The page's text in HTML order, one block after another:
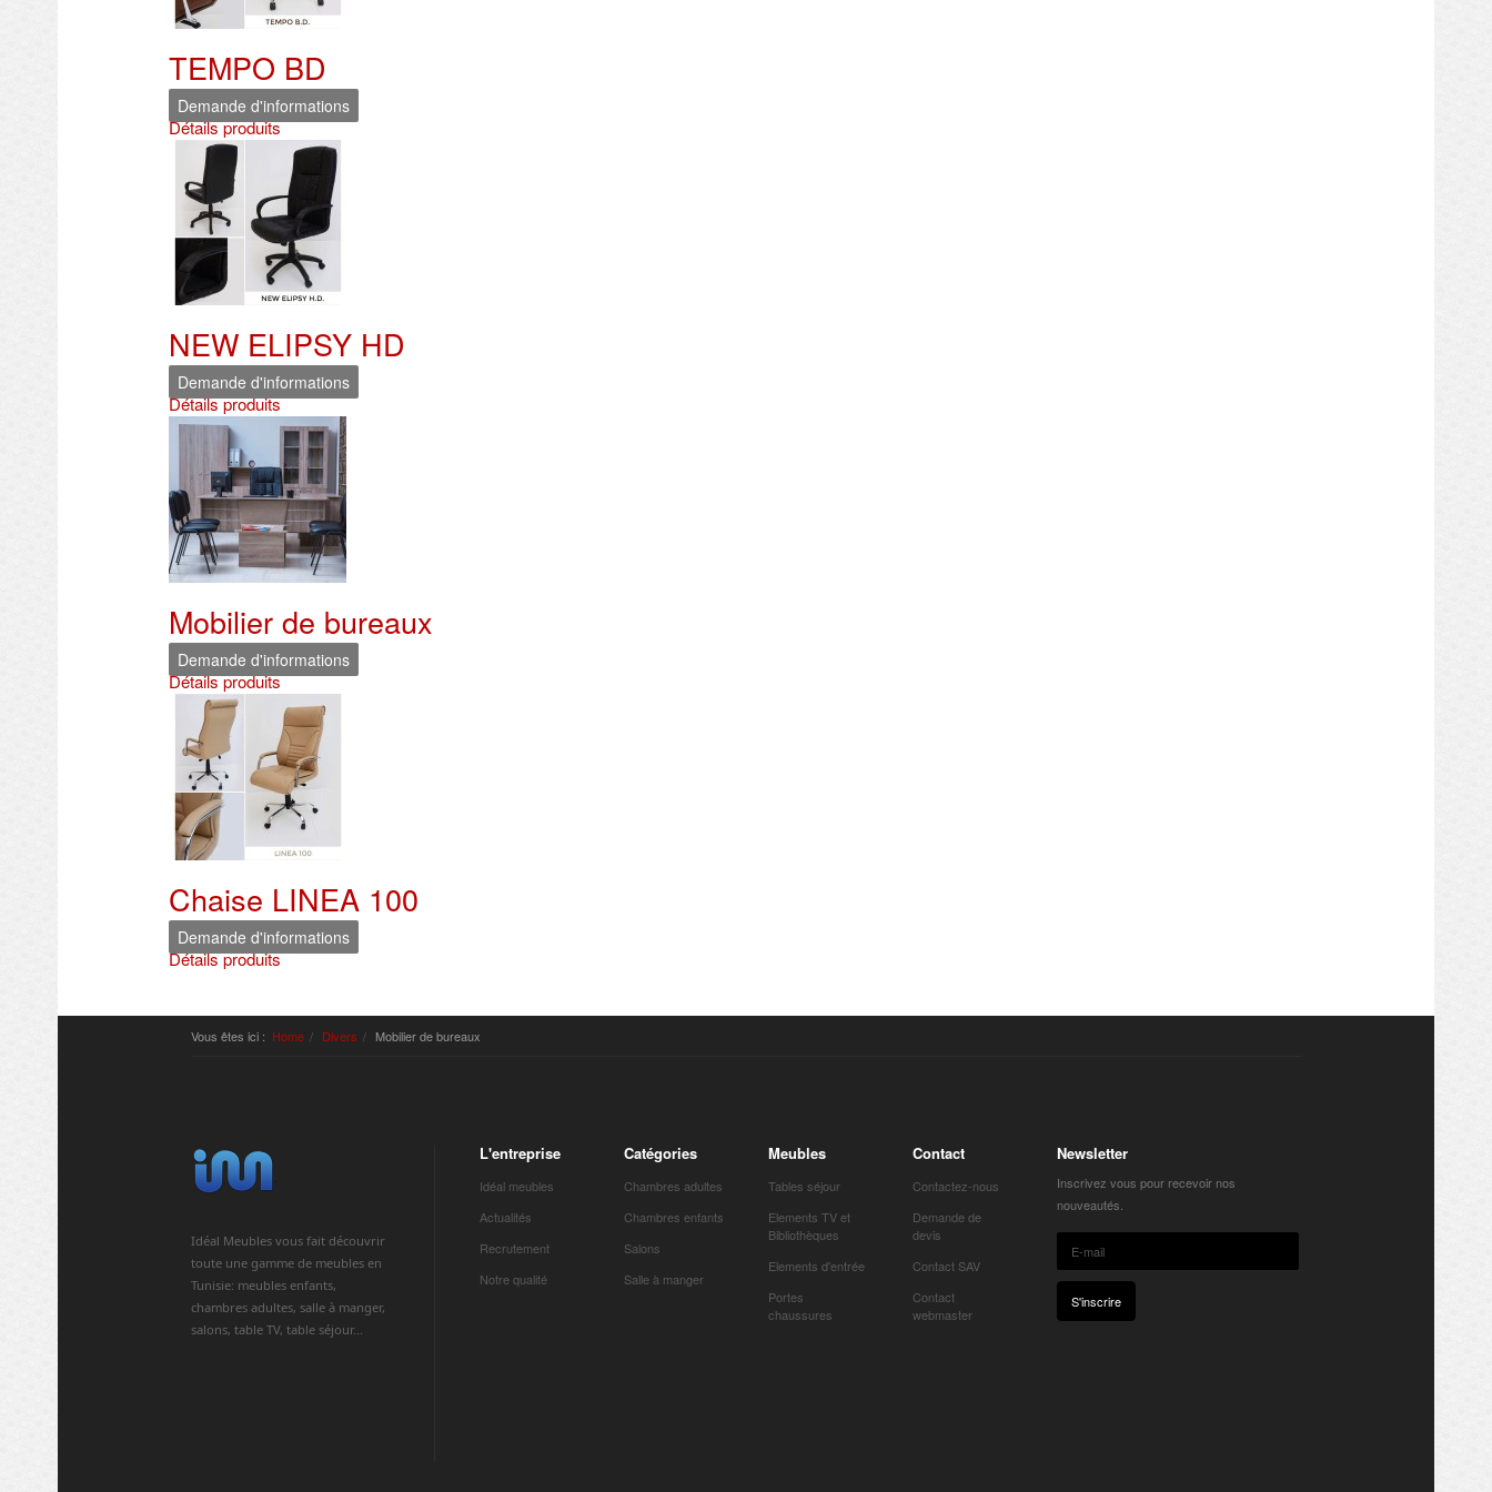
TEMPO BD
Demande d'informations
Détails produits
NEW ELIPSY HD
Demande d'informations
Détails produits
Mobilier de bureaux
Demande d'informations
Détails produits
Chaise LINEA 100
Demande d'informations
Détails produits
Vous êtes ici : Home Divers Mobilier de bureaux
Idéal Meubles vous fait découvrir
toute une gamme de meubles en
Tunisie: meubles enfants,
chambres adultes, salle à manger,
salons, table TV, table séjour...
L'entreprise
Idéal meubles
Actualités
Recrutement
Notre qualité
Catégories
Chambres adultes
Chambres enfants
Salons
Salle à manger
Meubles
Tables séjour
Elements TV et
Bibliothèques
Elements d'entrée
Portes
chaussures
Contact
Contactez-nous
Demande de
devis
Contact SAV
Contact
webmaster
Newsletter
Inscrivez vous pour recevoir nos
nouveautés.